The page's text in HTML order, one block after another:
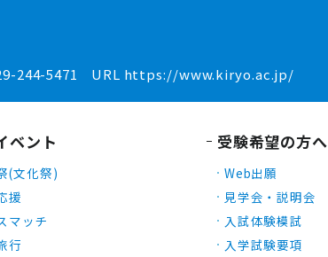
244-5471 URL https://www.kiryo.ac.jp/
ベント
(文化祭)
援
マッチ
行
受験希望の方へ
Web出願
見学会・説明会
入試体験模試
入学試験要項